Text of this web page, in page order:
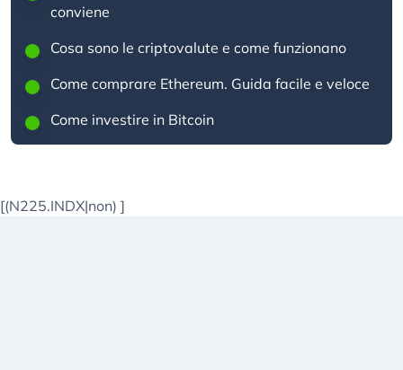
conviene
Cosa sono le criptovalute e come funzionano
Come comprare Ethereum. Guida facile e veloce
Come investire in Bitcoin
[(N225.INDX|non) ]